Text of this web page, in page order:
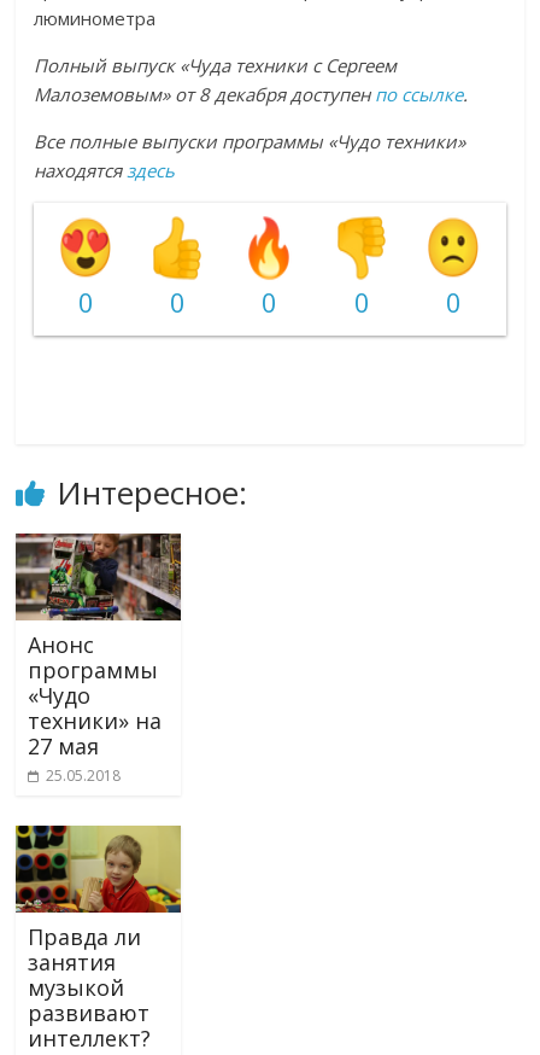
люминометра
Полный выпуск «Чуда техники с Сергеем
Малоземовым» от 8 декабря доступен по ссылке.
Все полные выпуски программы «Чудо техники»
находятсяздесь
0 0 0 0 0
Интересное:
Анонс
программы
«Чудо
техники» на
27 мая
25.05.2018
Правда ли
занятия
музыкой
развивают
интеллект?